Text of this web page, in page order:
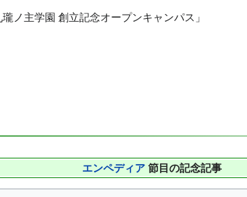
ノ主学園 創立記念オープンキャンパス」
エンペディア 節目の記念記事